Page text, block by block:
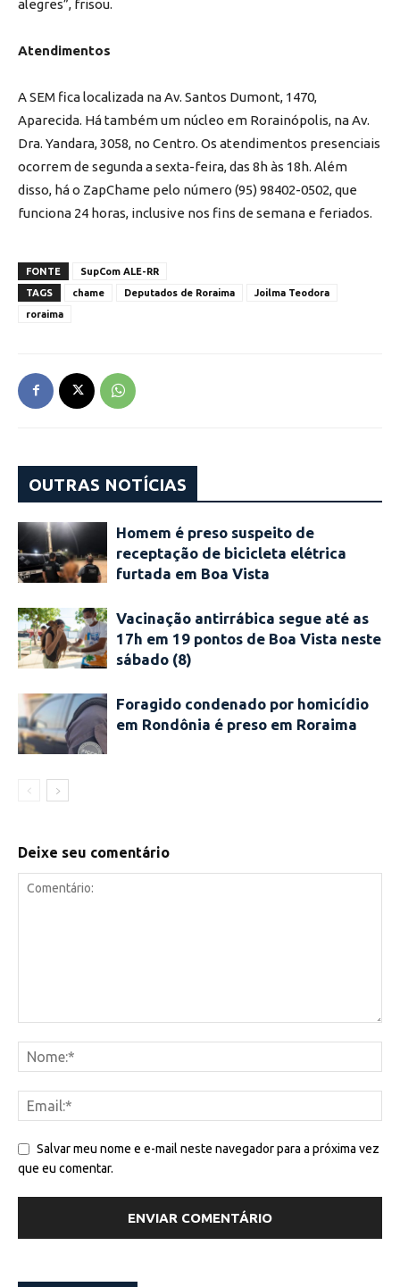
alegres”, frisou.
Atendimentos
A SEM fica localizada na Av. Santos Dumont, 1470,
Aparecida. Há também um núcleo em Rorainópolis, na Av.
Dra. Yandara, 3058, no Centro. Os atendimentos presenciais
ocorrem de segunda a sexta-feira, das 8h às 18h. Além
disso, há o ZapChame pelo número (95) 98402-0502, que
funciona 24 horas, inclusive nos fins de semana e feriados.
FONTE
SupCom ALE-RR
TAGS
chame Deputados de Roraima
Joilma Teodora
roraima
OUTRAS NOTÍCIAS
Homem é preso suspeito de
receptação de bicicleta elétrica
furtada em Boa Vista
Vacinação antirrábica segue até as
17h em 19 pontos de Boa Vista neste
sábado (8)
Foragido condenado por homicídio
em Rondônia é preso em Roraima
Deixe seu comentário
Salvar meu nome e e-mail neste navegador para a próxima vez
que eu comentar.